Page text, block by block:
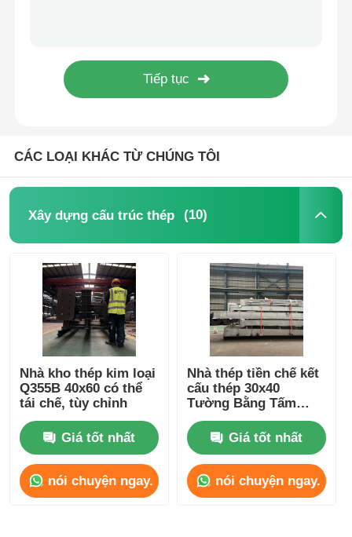
Xưởng kết cấu thép
Nhà khoan cấu trúc thép
kết cấu thép nặng
Cầu cấu trúc thép
Văn phòng cấu trúc thép
Thép cấu trúc nhà gia cầm
Kết cấu thép nhiều tầng
Cấu trúc thép công nghiệp
CÁC LOẠI KHÁC TỪ CHÚNG TÔI
Xây dựng cấu trúc thép (10)
Nhà kho thép kim loại
Q355B 40x60 có thể
tái chế, tùy chỉnh
Giá tốt nhất
nói chuyện ngay.
Nhà thép tiền chế kết
cấu thép 30x40
Tường Bằng Tấm
Sandwich Rockwool
Giá tốt nhất
nói chuyện ngay.